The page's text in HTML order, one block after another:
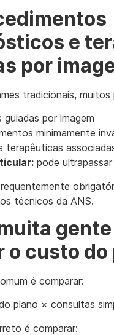
e
por
tradicionais, muitos
guiadas por imagem
minimamente
terapêuticas
pode
técnicos da ANS.
o custo do
é comparar:
plano × consultas
é comparar: